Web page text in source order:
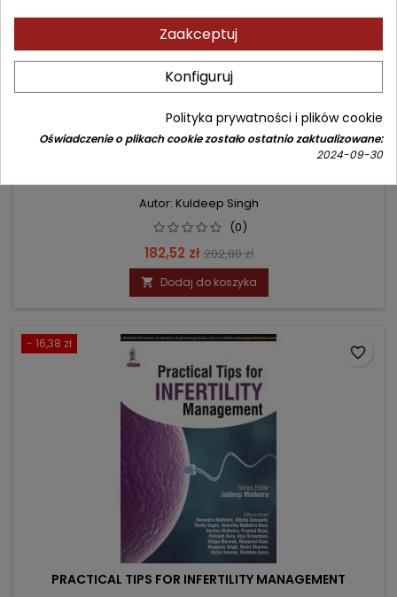
STEP BY STEP ULTRASOUND IN INFERTILITY
Autor: Kuldeep Singh
(0)
Cena
182,52 zł Cena
podstawowa
202,80 zł
 Dodaj do koszyka
- 16,38 zł
PRACTICAL TIPS FOR INFERTILITY MANAGEMENT
favorite_border
Zaakceptuj
Konfiguruj
Polityka prywatności i plików cookie
Oświadczenie o plikach cookie zostało ostatnio zaktualizowane:
2024-09-30